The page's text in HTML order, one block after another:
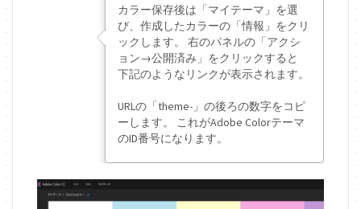
カラー保存後は「マイテーマ」を選
び、作成したカラーの「情報」をクリ
ックします。 右のパネルの「アクシ
ョン→公開済み」をクリックすると
下記のようなリンクが表示されます。
URLの「theme-」の後ろの数字をコピ
ーします。 これがAdobe Colorテーマ
のID番号になります。